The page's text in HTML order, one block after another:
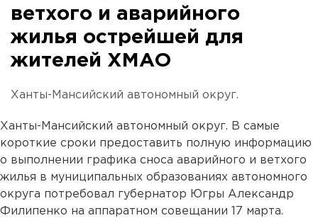
ветхого и аварийного
жилья острейшей для
жителей ХМАО
Ханты-Мансийский автономный округ.
Ханты-Мансийский автономный округ. В самые
короткие сроки предоставить полную информацию
о выполнении графика сноса аварийного и ветхого
жилья в муниципальных образованиях автономного
округа потребовал губернатор Югры Александр
Филипенко на аппаратном совещании 17 марта.